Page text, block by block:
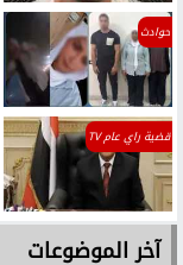
حوادث
قضية راي عام TV
آخر الموضوعات